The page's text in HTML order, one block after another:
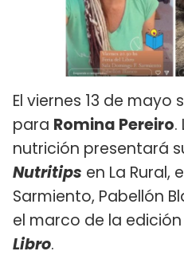
El viernes 13 de
para Romina Pereiro.
nutrición presentará
Nutritips en La Rural,
Sarmiento, Pabellón
el marco de la
Libro.